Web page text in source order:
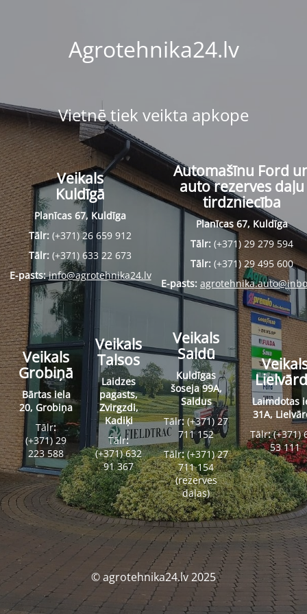
Agrotehnika24.lv
Vietnē tiek veikta apkope
Veikals
Kuldīgā
Planīcas 67, Kuldīga
Tālr: (+371) 26 659 912
Tālr: (+371) 633 22 673
E-pasts:info@agrotehnika24.lv
Automašīnu Ford
auto rezerves daļu
tirdzniecība
Planīcas 67, Kuldīga
Tālr: (+371) 29 279 594
Tālr: (+371) 29 495 600
E-pasts:
Veikals
Grobiņā
Bārtas iela
20, Grobiņa
Tālr:
(+371) 29
223 588
Veikals
Talsos
Laidzes
pagasts,
Zvirgzdi,
Kadiķi
Tālr:
(+371) 632
91 367
Veikals
Saldū
Kuldīgas
šoseja 99A,
Saldus
Tālr:(+371) 27
711 152
Tālr:(+371) 27
711 154
(rezerves
daļas)
Laimdotas
31A,
Tālr:(+371)
53 111
© agrotehnika24.lv 2025